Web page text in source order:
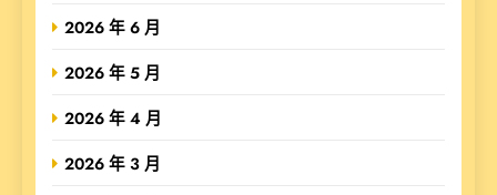
2026 年 6 月
2026 年 5 月
2026 年 4 月
2026 年 3 月